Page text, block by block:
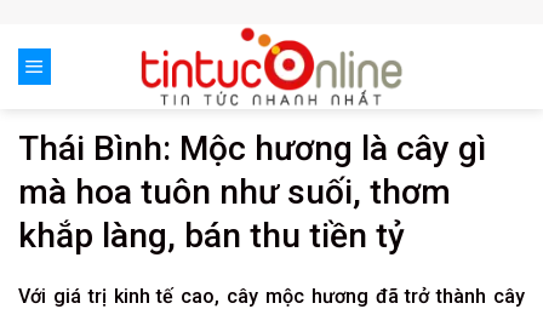
content
Thái Bình: Mộc hương là cây gì
mà hoa tuôn như suối, thơm
khắp làng, bán thu tiền tỷ
Với giá trị kinh tế cao, cây mộc hương đã trở thành cây